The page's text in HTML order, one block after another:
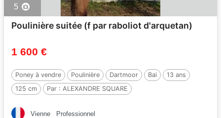
5
Poulinière suitée (f par raboliot d'arquetan)
1 600 €
Poney à vendre Poulinière Dartmoor Bai
13 ans
125 cm
Par : ALEXANDRE SQUARE
Vienne Professionnel